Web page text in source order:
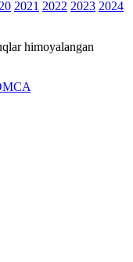
2021 2022 2023 2024
himoyalangan